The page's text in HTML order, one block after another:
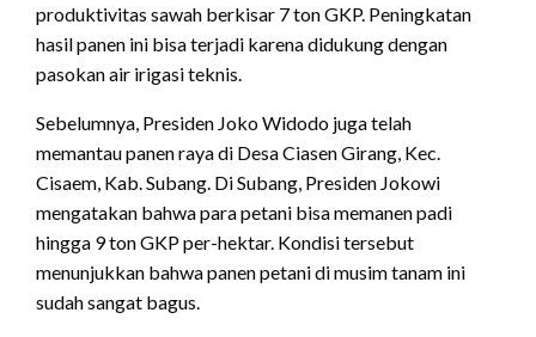
produktivitas sawah berkisar 7 ton GKP. Peningkatan
hasil panen ini bisa terjadi karena didukung dengan
pasokan air irigasi teknis.
Sebelumnya, Presiden Joko Widodo juga telah
memantau panen raya di Desa Ciasen Girang, Kec.
Cisaem, Kab. Subang. Di Subang, Presiden Jokowi
mengatakan bahwa para petani bisa memanen padi
hingga 9 ton GKP per-hektar. Kondisi tersebut
menunjukkan bahwa panen petani di musim tanam ini
sudah sangat bagus.